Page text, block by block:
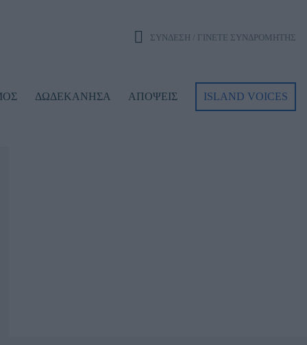
ΣΥΝΔΕΣΗ / ΓΙΝΕΤΕ ΣΥΝΔΡΟΜΗΤΗΣ
ΔΩΔΕΚΑΝΗΣΑ ΑΠΟΨΕΙΣ ISLAND VOICES